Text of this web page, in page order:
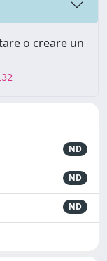
o creare un
ND
ND
ND